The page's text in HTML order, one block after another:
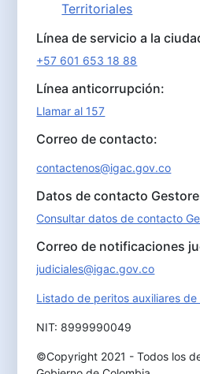
Territoriales
Línea de servicio a la
+57 601 653 18 88
Línea anticorrupción:
Llamar al 157
Correo de contacto:
contactenos@igac.gov.co
Datos de contacto
Consultar datos de contacto
Correo de notificaciones
judiciales@igac.gov.co
Listado de peritos auxiliares de
NIT: 8999990049
©Copyright 2021 - Todos los